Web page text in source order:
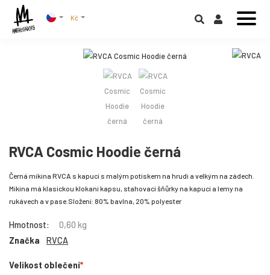
Kč
RVCA Cosmic Hoodie černá
Černá mikina RVCA s kapucí s malým potiskem na hrudi a velkým na zádech.
Mikina má klasickou klokaní kapsu, stahovací šňůrky na kapuci a lemy na
rukávech a v pase.Složení: 80% bavlna, 20% polyester
Hmotnost:
0,60 kg
Značka
RVCA
Velikost oblečení